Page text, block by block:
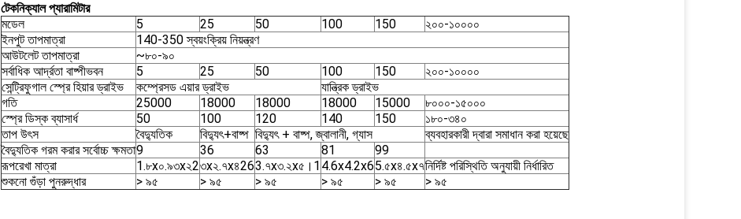
টেকনিক্যাল প্যারামিটার
মডেল
5 25 50 100 150
২০০-১০০০০
ইনপুট তাপমাত্রা
140-350 স্বয়ংক্রিয় নিয়ন্ত্রণ
আউটলেট তাপমাত্রা
~৮০-৯০
সর্বাধিক আর্দ্রতা বাষ্পীভবন
5 25 50 100 150
২০০-১০০০০
সেন্ট্রিফুগাল স্প্রে হিয়ার ড্রাইভ
কম্প্রেসড এয়ার ড্রাইভ
যান্ত্রিক ড্রাইভ
গতি
25000 18000 18000 18000 15000
৮০০০-১৫০০০
স্প্রে ডিস্ক ব্যাসার্ধ
50 100 120 140 150
১৮০-৩৪০
তাপ উৎস
বৈদ্যুতিক বিদ্যুৎ+বাষ্প বিদ্যুৎ + বাষ্প, জ্বালানী, গ্যাস
ব্যবহারকারী দ্বারা সমাধান করা হয়েছে
বৈদ্যুতিক গরম করার সর্বোচ্চ ক্ষমতা9 36 63 81
99
রূপরেখা মাত্রা
1.৮x০.৯৩x২2৩x২.৭x৪263.৭x৩.২x৫।1 4.6x4.2x65.৫x৪.৫x৭নির্দিষ্ট পরিস্থিতি অনুযায়ী নির্ধারিত
শুকনো গুঁড়া পুনরুদ্ধার
> ৯৫ > ৯৫ > ৯৫ > ৯৫ > ৯৫ > ৯৫